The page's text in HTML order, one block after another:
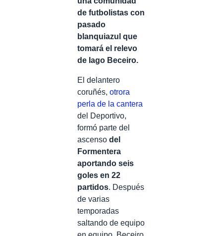
de futbolistas con
pasado
blanquiazul que
tomará el relevo
de Iago Beceiro.
El delantero
coruñés, otrora
perla de la cantera
del Deportivo,
formó parte del
ascenso del
Formentera
aportando seis
goles en 22
partidos. Después
de varias
temporadas
saltando de equipo